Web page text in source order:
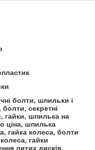
болти, шпильки і
болти, секретні
гайки, шпилька на
ціна, шпилька
гайка колеса, болти
гайки
литих дисків,